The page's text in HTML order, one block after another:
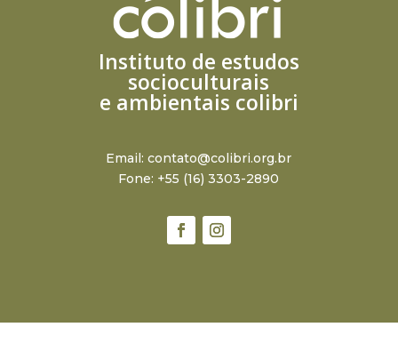
Instituto de estudos
socioculturais
e ambientais colibri
Email:contato@colibri.org.br
Fone: +55 (16) 3303-2890